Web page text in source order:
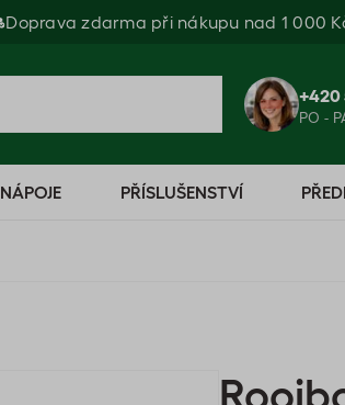
Doprava zdarma při nákupu nad 1 000
+420
PO -
NÁPOJE PŘÍSLUŠENSTVÍ